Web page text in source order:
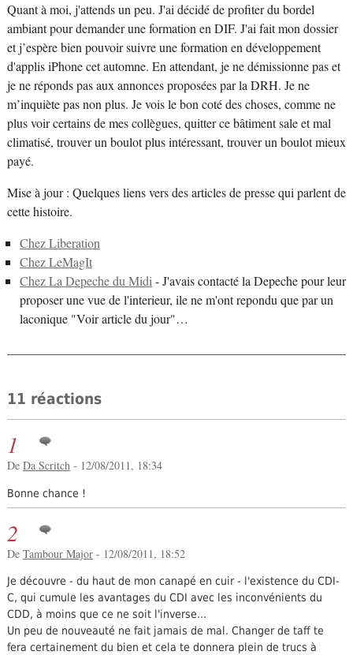
Quant à moi, j'attends un peu. J'ai décidé de profiter du bordel
ambiant pour demander une formation en DIF. J'ai fait mon dossier
et j’espère bien pouvoir suivre une formation en développement
d'applis iPhone cet automne. En attendant, je ne démissionne pas et
je ne réponds pas aux annonces proposées par la DRH. Je ne
m’inquiète pas non plus. Je vois le bon coté des choses, comme ne
plus voir certains de mes collègues, quitter ce bâtiment sale et mal
climatisé, trouver un boulot plus intéressant, trouver un boulot mieux
payé.
Mise à jour : Quelques liens vers des articles de presse qui parlent de
cette histoire.
Chez Liberation
Chez LeMagIt
Chez La Depeche du Midi- J'avais contacté la Depeche pour leur
proposer une vue de l'interieur, ile ne m'ont repondu que par un
laconique "Voir article du jour"…
11 réactions
1
De Da Scritch - 12/08/2011, 18:34
Bonne chance !
2
De Tambour Major- 12/08/2011, 18:52
Je découvre - du haut de mon canapé en cuir - l'existence du CDI-
C, qui cumule les avantages du CDI avec les inconvénients du
CDD, à moins que ce ne soit l'inverse...
Un peu de nouveauté ne fait jamais de mal. Changer de taff te
fera certainement du bien et cela te donnera plein de trucs à